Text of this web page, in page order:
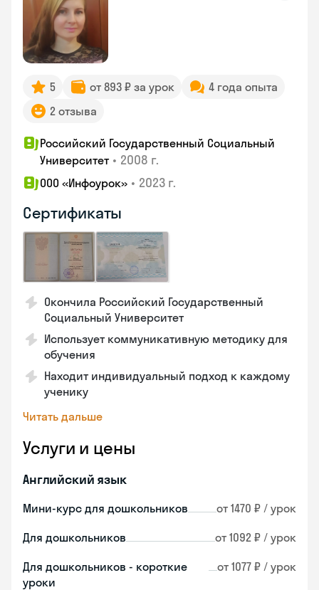
5 от 893 ₽ за урок
4 года опыта
2 отзыва
Российский Государственный Социальный
Университет • 2008 г.
ООО «Инфоурок» • 2023 г.
Сертификаты
Окончила Российский Государственный
Социальный Университет
Использует коммуникативную методику для
обучения
Находит индивидуальный подход к каждому
ученику
Читать дальше
Услуги и цены
Английский язык
Мини-курс для дошкольников от 1470 ₽ / урок
Для дошкольников от 1092 ₽ / урок
Для дошкольников - короткие
уроки
от 1077 ₽ / урок